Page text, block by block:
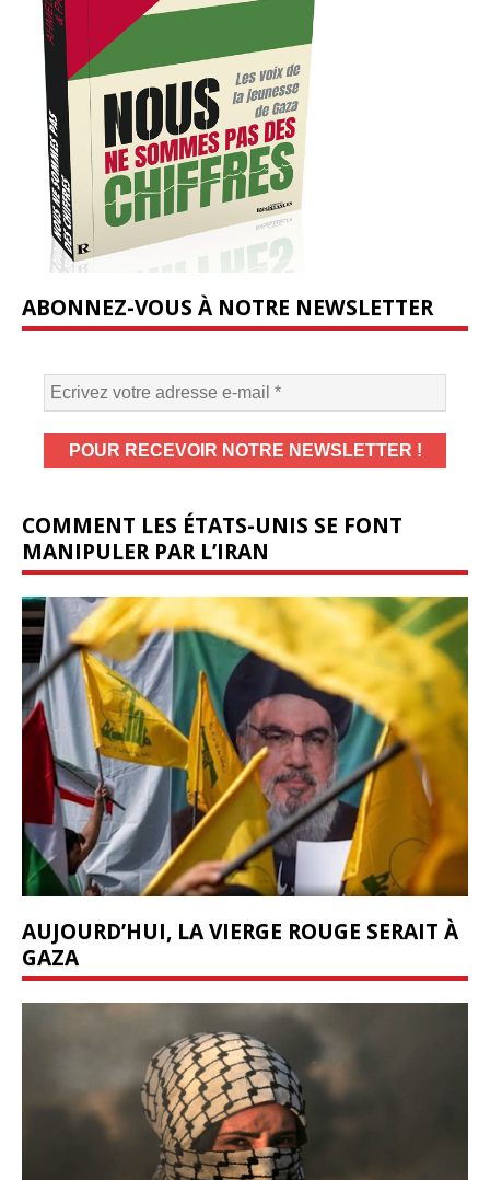
ABONNEZ-VOUS À NOTRE NEWSLETTER
COMMENT LES ÉTATS-UNIS SE FONT
MANIPULER PAR L’IRAN
AUJOURD’HUI, LA VIERGE ROUGE SERAIT À
GAZA